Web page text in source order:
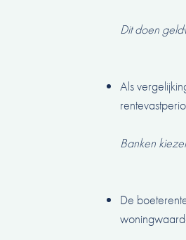
Dit doen
Als
Banken
De